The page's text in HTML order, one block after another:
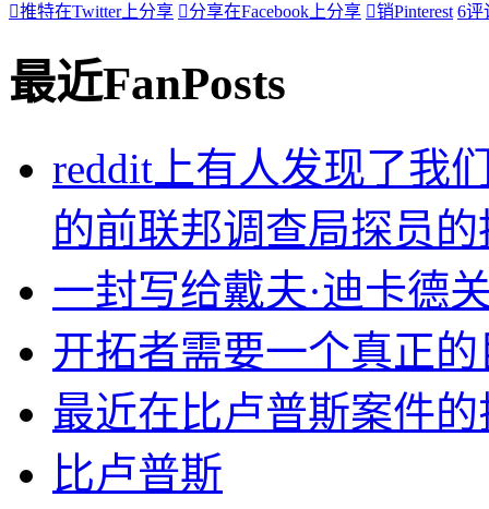
推特在Twitter上分享 分享在Facebook上分享 销Pinterest 6评
最近FanPosts
reddit上有人发现了我
的前联邦调查局探员
一封写给戴夫·迪卡德
开拓者需要一个真正的
最近在比卢普斯案件
比卢普斯